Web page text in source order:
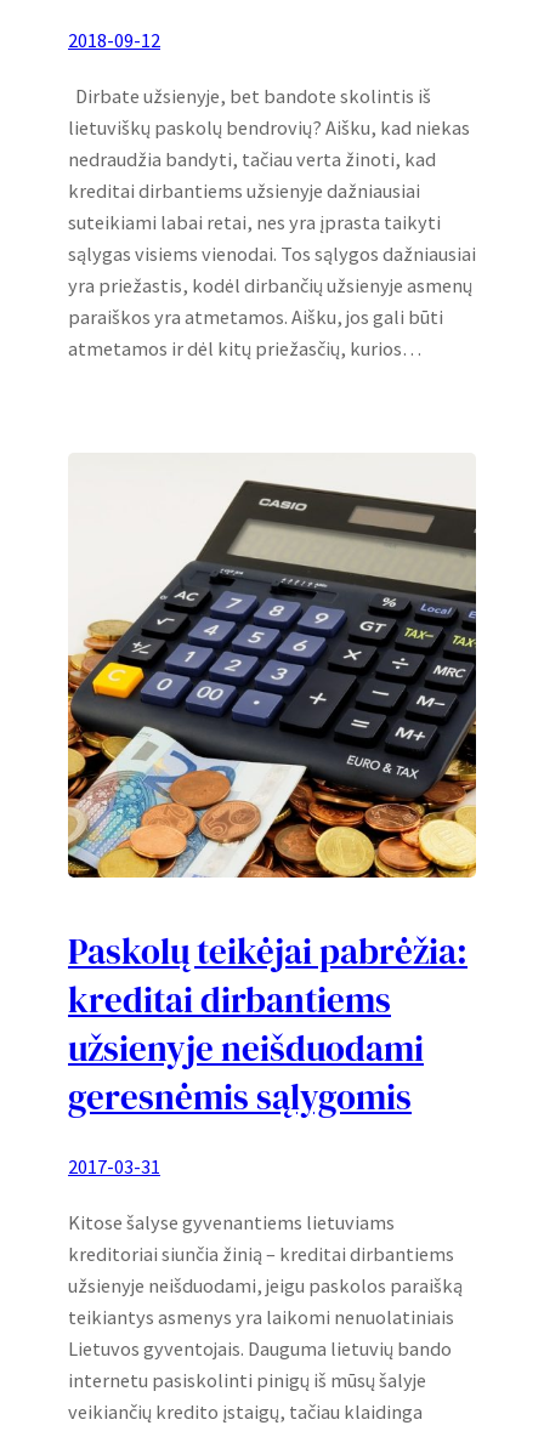
2018-09-12
Dirbate užsienyje, bet bandote skolintis iš
lietuviškų paskolų bendrovių? Aišku, kad niekas
nedraudžia bandyti, tačiau verta žinoti, kad
kreditai dirbantiems užsienyje dažniausiai
suteikiami labai retai, nes yra įprasta taikyti
sąlygas visiems vienodai. Tos sąlygos dažniausiai
yra priežastis, kodėl dirbančių užsienyje asmenų
paraiškos yra atmetamos. Aišku, jos gali būti
atmetamos ir dėl kitų priežasčių, kurios…
Paskolų teikėjai pabrėžia:
kreditai dirbantiems
užsienyje neišduodami
geresnėmis sąlygomis
2017-03-31
Kitose šalyse gyvenantiems lietuviams
kreditoriai siunčia žinią – kreditai dirbantiems
užsienyje neišduodami, jeigu paskolos paraišką
teikiantys asmenys yra laikomi nenuolatiniais
Lietuvos gyventojais. Dauguma lietuvių bando
internetu pasiskolinti pinigų iš mūsų šalyje
veikiančių kredito įstaigų, tačiau klaidinga